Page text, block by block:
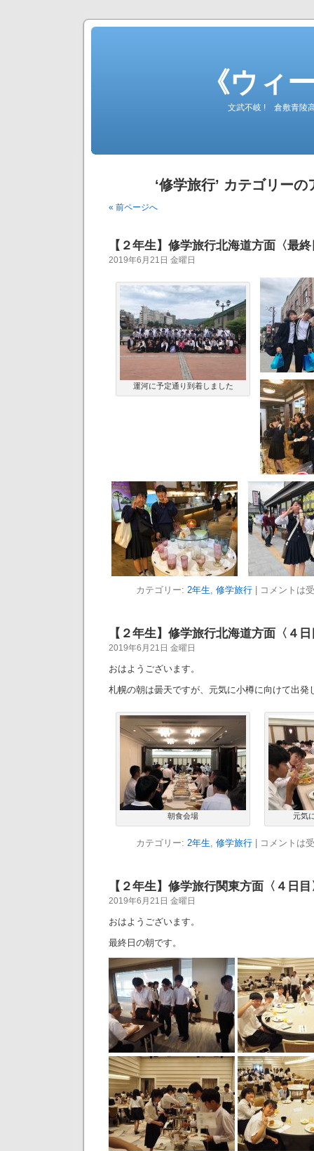
《ウィ
文武不岐 ! 倉敷青陵
‘修学旅行’ カテゴリー
« 前ページへ
【２年生】修学旅行北海道方面〈最
2019年6月21日 金曜日
運河に予定通り到着しました
カテゴリー: 2年生, 修学旅行 コメントは
【２年生】修学旅行北海道方面〈４
2019年6月21日 金曜日
おはようございます。
札幌の朝は曇天ですが、元気に小樽に向けて出発
朝食会場 元気
カテゴリー: 2年生, 修学旅行 コメントは
【２年生】修学旅行関東方面〈４日目
2019年6月21日 金曜日
おはようございます。
最終日の朝です。